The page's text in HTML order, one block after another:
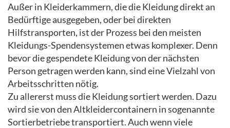
Außer in Kleiderkammern, die die Kleidung direkt an
Bedürftige ausgegeben, oder bei direkten
Hilfstransporten, ist der Prozess bei den meisten
Kleidungs-Spendensystemen etwas komplexer. Denn
bevor die gespendete Kleidung von der nächsten
Person getragen werden kann, sind eine Vielzahl von
Arbeitsschritten nötig.
Zu allererst muss die Kleidung sortiert werden. Dazu
wird sie von den Altkleidercontainern in sogenannte
Sortierbetriebe transportiert. Auch wenn viele